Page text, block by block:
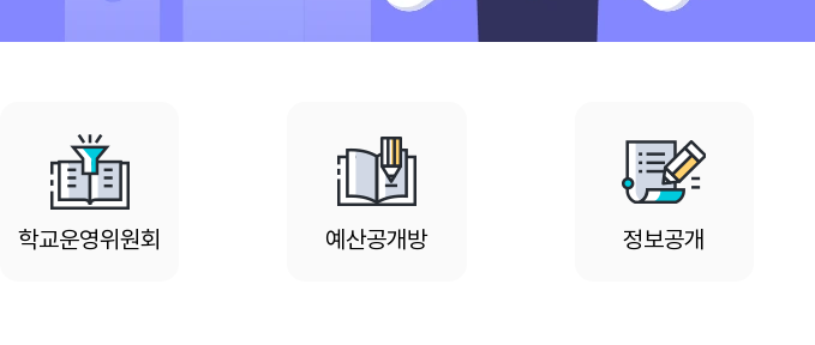
학교운영위원회 예산공개방 정보공개